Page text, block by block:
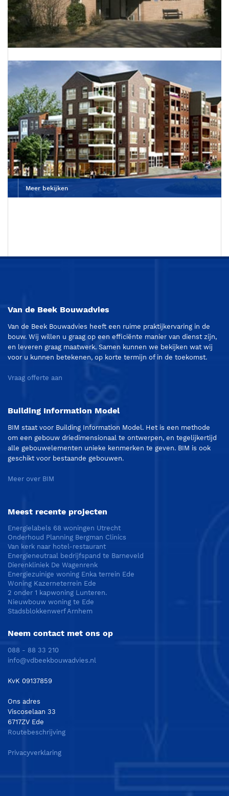
Meer bekijken
Van de Beek Bouwadvies
Van de Beek Bouwadvies heeft een ruime praktijkervaring in de
bouw. Wij willen u graag op een efficiënte manier van dienst zijn,
en leveren graag maatwerk. Samen kunnen we bekijken wat wij
voor u kunnen betekenen, op korte termijn of in de toekomst.
Vraag offerte aan
Building Information Model
BIM staat voor Building Information Model. Het is een methode
om een gebouw driedimensionaal te ontwerpen, en tegelijkertijd
alle gebouwelementen unieke kenmerken te geven. BIM is ook
geschikt voor bestaande gebouwen.
Meer over BIM
Meest recente projecten
Energielabels 68 woningen Utrecht
Onderhoud Planning Bergman Clinics
Van kerk naar hotel-restaurant
Energieneutraal bedrijfspand te Barneveld
Dierenkliniek De Wagenrenk
Energiezuinige woning Enka terrein Ede
Woning Kazerneterrein Ede
2 onder 1 kapwoning Lunteren.
Nieuwbouw woning te Ede
Stadsblokkenwerf Arnhem
Neem contact met ons op
088 - 88 33 210
info@vdbeekbouwadvies.nl
KvK 09137859
Ons adres
Viscoselaan 33
6717ZV Ede
Routebeschrijving
Privacyverklaring